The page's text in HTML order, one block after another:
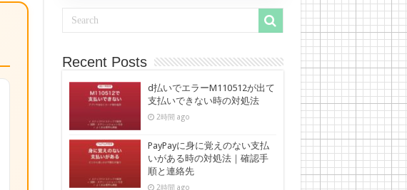
Recent Posts
d払いでエラーM110512が出て
支払いできない時の対処法
2時間 ago
PayPayに身に覚えのない支払
いがある時の対処法｜確認手
順と連絡先
2時間 ago